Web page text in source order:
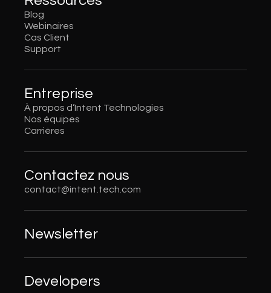
Blog
Webinaires
Cas Client
Support
Entreprise
À propos d’Intent Technologies
Nos équipes
Carrières
Contactez nous
contact@intent.tech.com
Newsletter
Developers